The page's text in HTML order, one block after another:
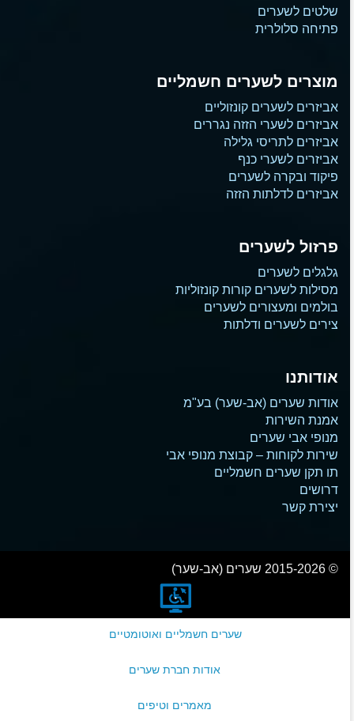
שלטים לשערים
פתיחה סלולרית
מוצרים לשערים חשמליים
אביזרים לשערים קונזוליים
אביזרים לשערי הזזה נגררים
אביזרים לתריסי גלילה
אביזרים לשערי כנף
פיקוד ובקרה לשערים
אביזרים לדלתות הזזה
פרזול לשערים
גלגלים לשערים
מסילות לשערים קורות קונזוליות
בולמים ומעצורים לשערים
צירים לשערים ודלתות
אודותנו
אודות שערים (אב-שער) בע"מ
אמנת השירות
מנופי אבי שערים
שירות לקוחות – קבוצת מנופי אבי
תו תקן שערים חשמליים
דרושים
יצירת קשר
© 2015-2026 שערים (אב-שער)
שערים חשמליים ואוטומטיים
אודות חברת שערים
מאמרים וטיפים